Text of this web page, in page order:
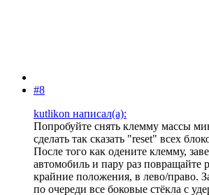
#8
kutlikon написал(а):
Попробуйте снять клемму массы
сделать так сказать "reset" всех
После того как одените клемму,
автомобиль и пару раз повращайте
крайние положения, в лево/право.
по очереди все боковые стёкла с